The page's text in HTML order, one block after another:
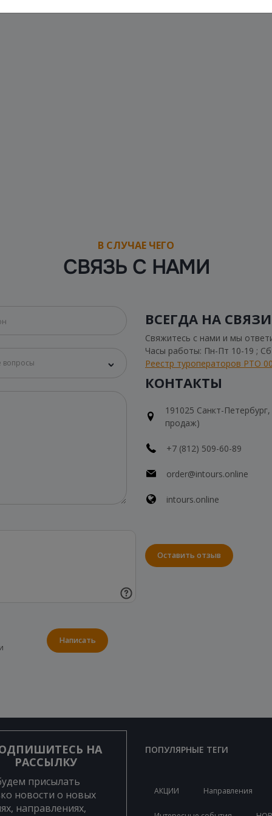
В СЛУЧАЕ ЧЕГО
СВЯЗЬ С НАМИ
Написать
ВСЕГДА НА СВЯЗИ
Свяжитесь с нами и мы
Часы работы: Пн-Пт 10-19 ;
Реестр туроператоров РТО
КОНТАКТЫ
191025 Санкт-
продаж)
+7 (812) 509-60-89
order@intours.online
intours.online
Оставить отзыв
НА
РАССЫЛКУ
присылать
новости о новых
направлениях,
ПОПУЛЯРНЫЕ ТЕГИ
АКЦИИ Направления